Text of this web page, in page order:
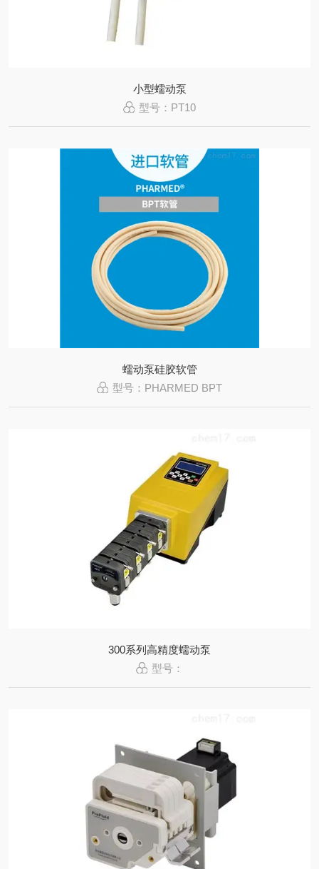
小型蠕动泵
型号：PT10
蠕动泵硅胶软管
型号：PHARMED BPT
300系列高精度蠕动泵
型号：